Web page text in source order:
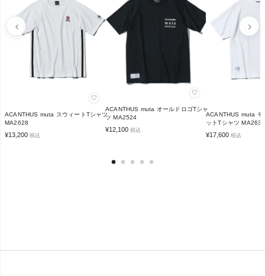
♡
ACANTHUS muta スウィートTシャツ
MA2628
¥13,200 税込
♡
ACANTHUS muta オールドロゴTシャ
ツ MA2524
¥12,100 税込
ACANTHUS muta モ
ットTシャツ MA2633
¥17,600 税込